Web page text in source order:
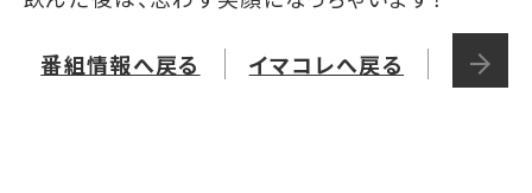
イマコレへ戻る
番組情報へ戻る